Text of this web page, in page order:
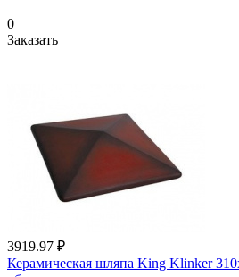
0
Заказать
3919.97 ₽
Керамическая шляпа King Klinker